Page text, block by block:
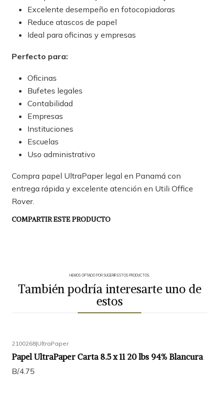
Excelente desempeño en fotocopiadoras
Reduce atascos de papel
Ideal para oficinas y empresas
Perfecto para:
Oficinas
Bufetes legales
Contabilidad
Empresas
Instituciones
Escuelas
Uso administrativo
Compra papel UltraPaper legal en Panamá con
entrega rápida y excelente atención en Utili Office
Rover.
COMPARTIR ESTE PRODUCTO
HEMOS OPTADO POR SUGERIR ESTOS PRODUCTOS.
También podría interesarte uno de
estos
2100268|UltraPaper
Papel UltraPaper Carta 8.5 x 11 20 lbs 94% Blancura
B/.4.75